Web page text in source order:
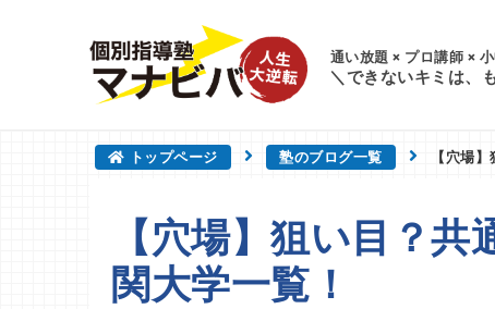
通い放題 × プロ講師 ×
＼できないキミは、
トップページ 塾のブログ一覧 【穴場
【穴場】狙い目？
関大学一覧！